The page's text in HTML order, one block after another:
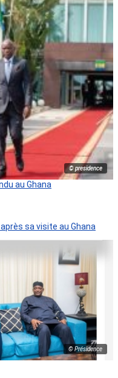
© presidence
au Ghana
sa visite au Ghana
© Présidence